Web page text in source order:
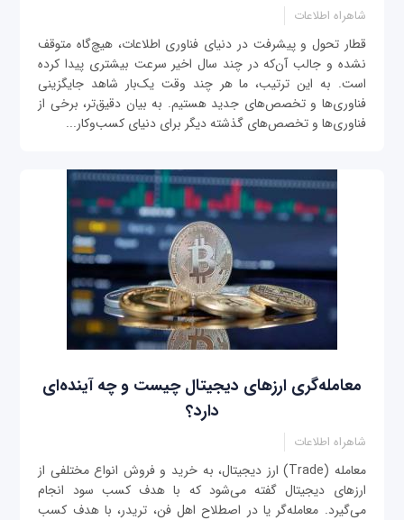
شاهراه اطلاعات
قطار تحول و پیشرفت در دنیای فناوری اطلاعات، هیچ‌گاه متوقف
نشده و جالب آن‌که در چند سال اخیر سرعت بیشتری پیدا کرده
است. به این ترتیب، ما هر چند وقت یک‌بار شاهد جایگزینی
فناوری‌ها و تخصص‌های جدید هستیم. به بیان دقیق‌تر، برخی از
فناوری‌ها و تخصص‌های گذشته دیگر برای دنیای کسب‌وکار...
معامله‌گری ارزهای دیجیتال چیست و چه آینده‌ای
دارد؟
شاهراه اطلاعات
معامله (Trade) ارز دیجیتال، به خرید و فروش انواع مختلفی از
ارزهای دیجیتال گفته می‌شود که با هدف کسب سود انجام
می‌گیرد. معامله‌گر یا در اصطلاح اهل فن، تریدر، با هدف کسب